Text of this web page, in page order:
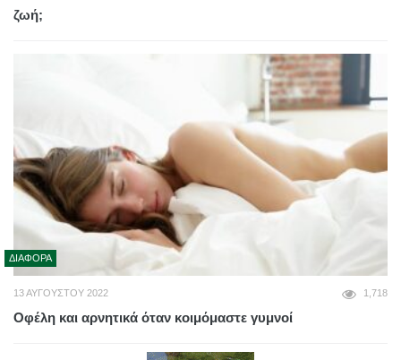
ζωή;
ΔΙΆΦΟΡΑ
13 ΑΥΓΟΎΣΤΟΥ 2022 1,718
Οφέλη και αρνητικά όταν κοιμόμαστε γυμνοί